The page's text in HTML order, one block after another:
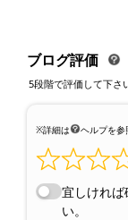
ブログ評価
5段階で評価して下さ
※詳細は ヘルプを参
宜しけれ
い。